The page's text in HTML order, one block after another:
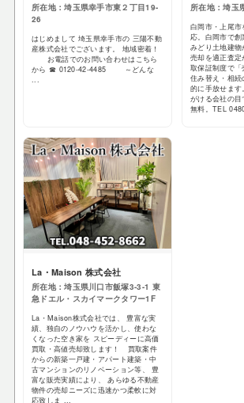
所在地：埼玉県幸手市東２丁目19-
26
はじめまして 埼玉県幸手市の 三陽不動
産株式会社でございます。 地域密着！
お電話でのお問い合わせはこちら
から ☎ 0120-42-4485 ～どんな
...
所在地：埼玉
白岡市・上尾
応。白岡市で創
みどり土地建
売却を適正査
取保証制度で「
住み替え・相
的に手放せま
がける会社の
無料。TEL
La・Maison 株式会社
所在地：埼玉県川口市飯塚3-3-1 東
急ドエル・スカイマークタワー1F
La・Maison株式会社では、 豊富な実
績、独自のノウハウを活かし、使わな
くなった空き家を スピーディーに高価
買取・高値売却致します！ 買取案件
からの新築一戸建・アパート建築・中
古マンションのリノベーション等、 豊
富な販売実績により、 あらゆる不動産
物件の売却ニーズに迅速かつ柔軟に対
応致しま ...